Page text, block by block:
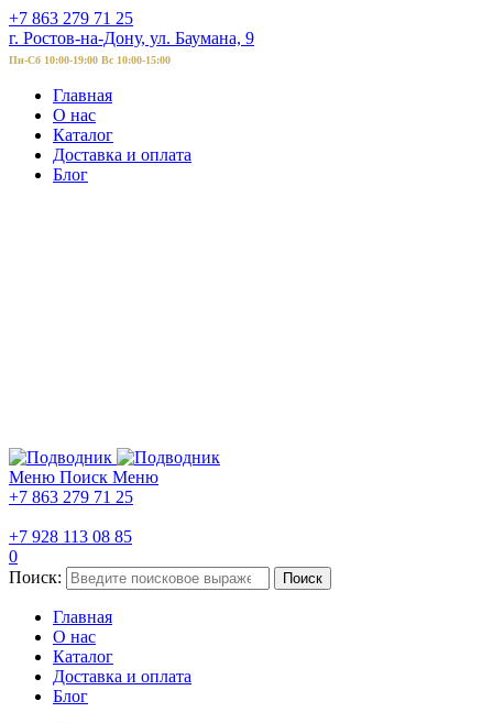
+7 863 279 71 25
г. Ростов-на-Дону, ул. Баумана, 9
Пн-Сб 10:00-19:00 Вс 10:00-15:00
Главная
О нас
Каталог
Доставка и оплата
Блог
Меню Поиск Меню
+7 863 279 71 25
+7 928 113 08 85
0
Поиск:
Поиск
Главная
О нас
Каталог
Доставка и оплата
Блог